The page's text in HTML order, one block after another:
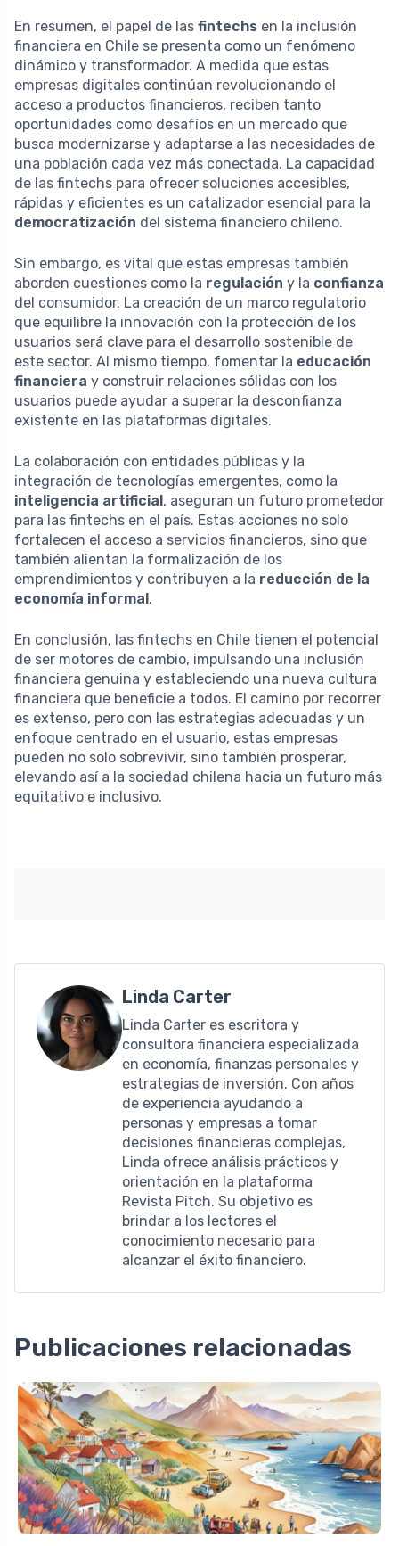
En resumen, el papel de las fintechs en la inclusión
financiera en Chile se presenta como un fenómeno
dinámico y transformador. A medida que estas
empresas digitales continúan revolucionando el
acceso a productos financieros, reciben tanto
oportunidades como desafíos en un mercado que
busca modernizarse y adaptarse a las necesidades de
una población cada vez más conectada. La capacidad
de las fintechs para ofrecer soluciones accesibles,
rápidas y eficientes es un catalizador esencial para la
democratización del sistema financiero chileno.
Sin embargo, es vital que estas empresas también
aborden cuestiones como la regulación y la confianza
del consumidor. La creación de un marco regulatorio
que equilibre la innovación con la protección de los
usuarios será clave para el desarrollo sostenible de
este sector. Al mismo tiempo, fomentar la educación
financiera y construir relaciones sólidas con los
usuarios puede ayudar a superar la desconfianza
existente en las plataformas digitales.
La colaboración con entidades públicas y la
integración de tecnologías emergentes, como la
inteligencia artificial, aseguran un futuro prometedor
para las fintechs en el país. Estas acciones no solo
fortalecen el acceso a servicios financieros, sino que
también alientan la formalización de los
emprendimientos y contribuyen a la reducción de la
economía informal.
En conclusión, las fintechs en Chile tienen el potencial
de ser motores de cambio, impulsando una inclusión
financiera genuina y estableciendo una nueva cultura
financiera que beneficie a todos. El camino por recorrer
es extenso, pero con las estrategias adecuadas y un
enfoque centrado en el usuario, estas empresas
pueden no solo sobrevivir, sino también prosperar,
elevando así a la sociedad chilena hacia un futuro más
equitativo e inclusivo.
Linda Carter
Linda Carter es escritora y
consultora financiera especializada
en economía, finanzas personales y
estrategias de inversión. Con años
de experiencia ayudando a
personas y empresas a tomar
decisiones financieras complejas,
Linda ofrece análisis prácticos y
orientación en la plataforma
Revista Pitch. Su objetivo es
brindar a los lectores el
conocimiento necesario para
alcanzar el éxito financiero.
Publicaciones relacionadas